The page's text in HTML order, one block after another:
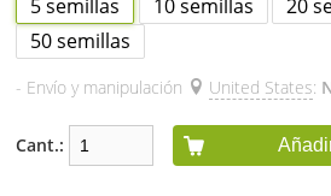
5 semillas 10 semillas
20
50 semillas
- Envío y manipulación United States:
Cant.: